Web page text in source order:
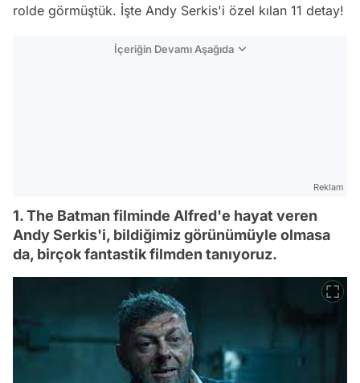
rolde görmüştük. İşte Andy Serkis'i özel kılan 11 detay!
İçeriğin Devamı Aşağıda
Reklam
1. The Batman filminde Alfred'e hayat veren
Andy Serkis'i, bildiğimiz görünümüyle olmasa
da, birçok fantastik filmden tanıyoruz.